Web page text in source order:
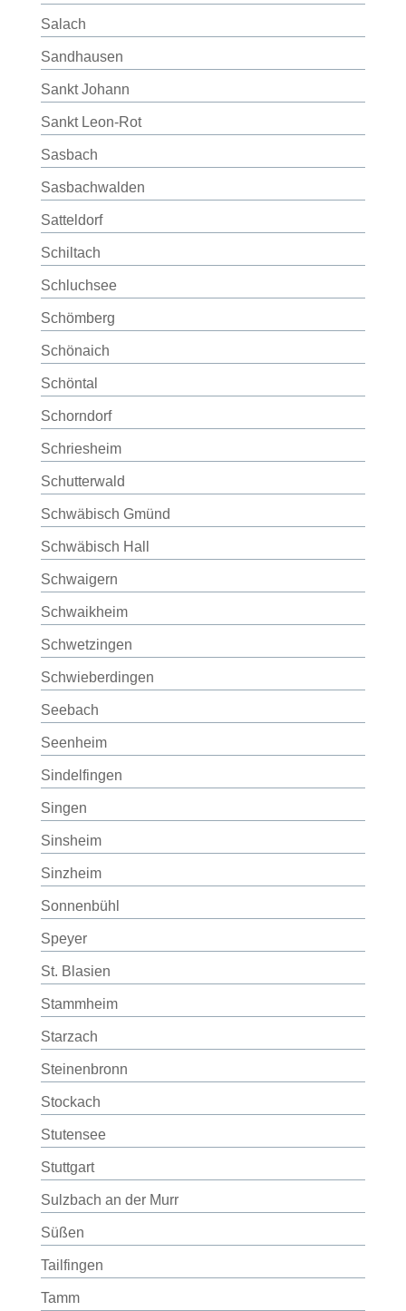
Salach
Sandhausen
Sankt Johann
Sankt Leon-Rot
Sasbach
Sasbachwalden
Satteldorf
Schiltach
Schluchsee
Schömberg
Schönaich
Schöntal
Schorndorf
Schriesheim
Schutterwald
Schwäbisch Gmünd
Schwäbisch Hall
Schwaigern
Schwaikheim
Schwetzingen
Schwieberdingen
Seebach
Seenheim
Sindelfingen
Singen
Sinsheim
Sinzheim
Sonnenbühl
Speyer
St. Blasien
Stammheim
Starzach
Steinenbronn
Stockach
Stutensee
Stuttgart
Sulzbach an der Murr
Süßen
Tailfingen
Tamm